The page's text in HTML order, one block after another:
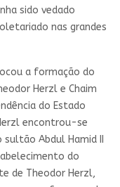
sido vedado
nas grandes
a formação do
Herzl e Chaim
do Estado
encontrou-se
Abdul Hamid II
do
de Theodor Herzl,